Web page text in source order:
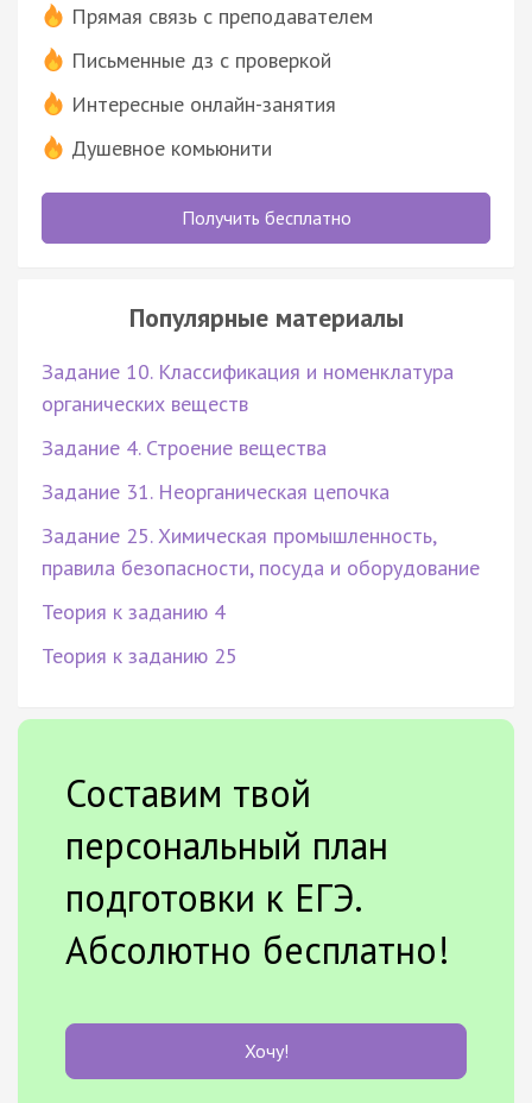
Прямая связь с преподавателем
Письменные дз с проверкой
Интересные онлайн-занятия
Душевное комьюнити
Получить бесплатно
Популярные материалы
Задание 10. Классификация и номенклатура
органических веществ
Задание 4. Строение вещества
Задание 31. Неорганическая цепочка
Задание 25. Химическая промышленность,
правила безопасности, посуда и оборудование
Теория к заданию 4
Теория к заданию 25
Составим твой
персональный план
подготовки к ЕГЭ.
Абсолютно бесплатно!
Хочу!